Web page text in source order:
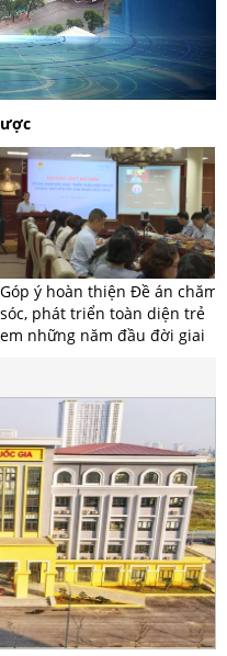
Góp ý hoàn thiện Đề án chăm
sóc, phát triển toàn diện trẻ
em những năm đầu đời giai